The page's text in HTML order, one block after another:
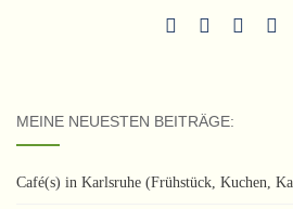
MEINE NEUESTEN BEITRÄGE:
Café(s) in Karlsruhe (Frühstück, Kuchen,